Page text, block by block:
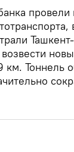
км. Тоннель